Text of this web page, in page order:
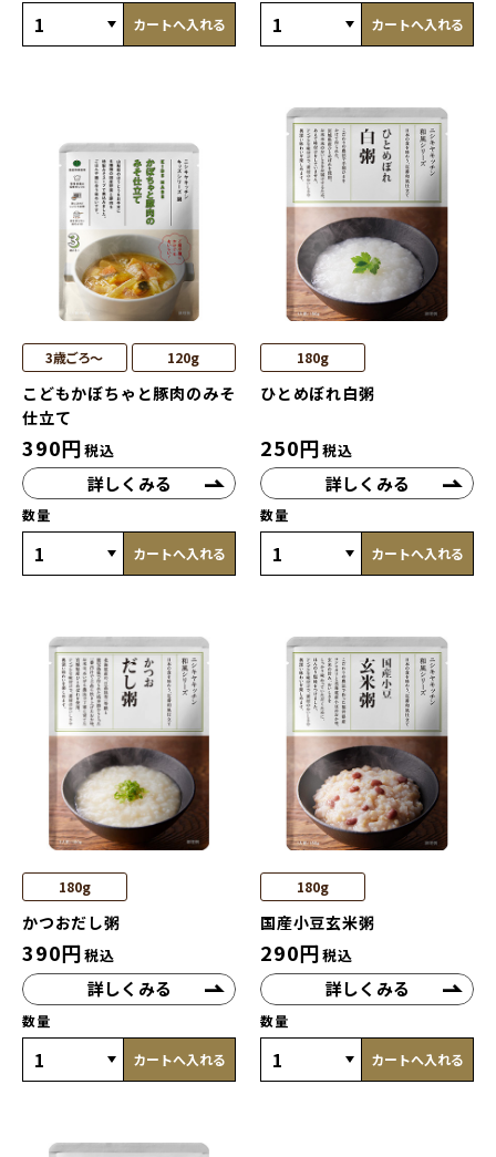
カートへ入れる カートへ入れる
3歳ごろ～ 120g
こどもかぼちゃと豚肉のみそ
仕立て
390円税込
詳しくみる
数量
カートへ入れる
180g
ひとめぼれ白粥
250円税込
詳しくみる
数量
カートへ入れる
180g
かつおだし粥
390円税込
詳しくみる
数量
カートへ入れる
180g
国産小豆玄米粥
290円税込
詳しくみる
数量
カートへ入れる